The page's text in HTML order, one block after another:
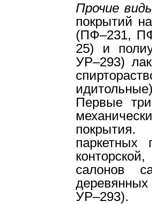
Прочие
покрытий
(ПФ–231,
25) и
УР–293)
Первые
салонов
деревянных
УР–293).